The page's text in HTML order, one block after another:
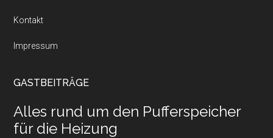
Kontakt
Impressum
GASTBEITRÄGE
Alles rund um den Pufferspeicher
für die Heizung